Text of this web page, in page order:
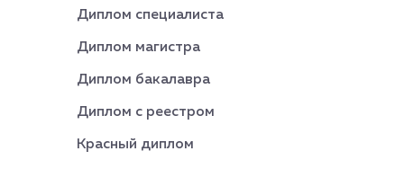
Диплом специалиста
Диплом магистра
Диплом бакалавра
Диплом с реестром
Красный диплом